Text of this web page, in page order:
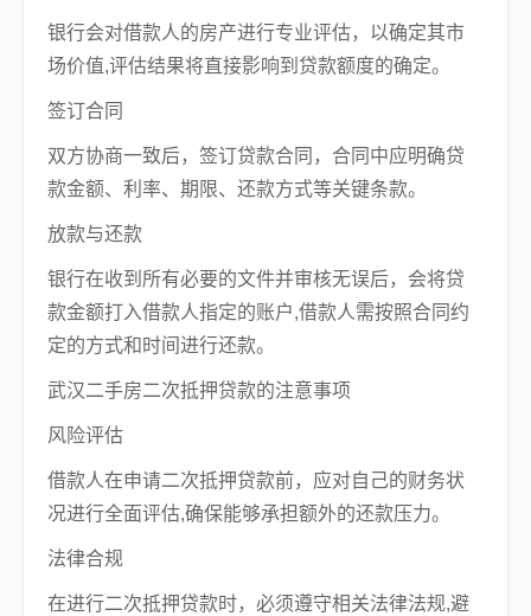
银行会对借款人的房产进行专业评估，以确定其市
场价值,评估结果将直接影响到贷款额度的确定。
签订合同
双方协商一致后，签订贷款合同，合同中应明确贷
款金额、利率、期限、还款方式等关键条款。
放款与还款
银行在收到所有必要的文件并审核无误后，会将贷
款金额打入借款人指定的账户,借款人需按照合同约
定的方式和时间进行还款。
武汉二手房二次抵押贷款的注意事项
风险评估
借款人在申请二次抵押贷款前，应对自己的财务状
况进行全面评估,确保能够承担额外的还款压力。
法律合规
在进行二次抵押贷款时，必须遵守相关法律法规,避